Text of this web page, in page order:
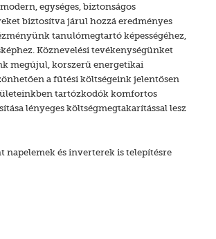
egységes, biztonságos
biztosítva járul hozzá eredményes
tanulómegtartó képességéhez,
Köznevelési tevékenységünket
megújul, korszerű energetikai
a fűtési költségeink jelentősen
tartózkodók komfortos
lényeges költségmegtakarítással lesz
napelemek és inverterek is telepítésre